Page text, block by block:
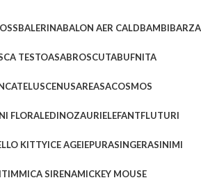
BALERINABALON AER CALDBAMBIBARZA
TESTOASABROSCUTABUFNITA
CATELUSCENUSAREASACOSMOS
FLORALEDINOZAURIELEFANTFLUTURI
KITTYICE AGEIEPURASINGERASINIMI
MICA SIRENAMICKEY MOUSE